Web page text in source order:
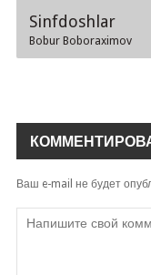
Sinfdoshlar
Bobur Boboraximov
Ваш e-mail не будет